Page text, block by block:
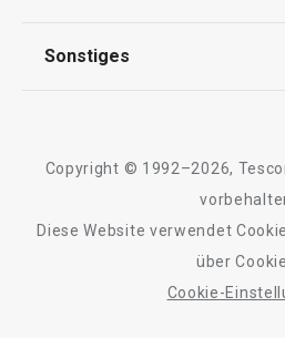
Kontaktformular
Qualität
Sonstiges
Barrierefreiheit
Copyright © 1992–2026,
Diese Website verwendet
über
Cookie-